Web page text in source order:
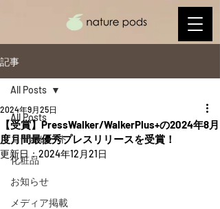
記事
All Posts
コーポレート
化粧品
お知らせ
メディア掲載
All Posts
【受賞】PressWalker/WalkerPlus+の2024年8月
度月間最優秀プレスリリースを受賞！
2024年9月25日
更新日：2024年12月21日